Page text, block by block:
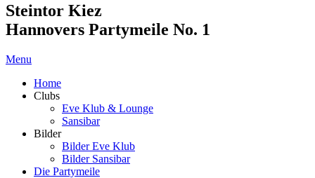
Steintor Kiez
Hannovers Partymeile No. 1
Menu
Home
Clubs
Eve Klub & Lounge
Sansibar
Bilder
Bilder Eve Klub
Bilder Sansibar
Die Partymeile